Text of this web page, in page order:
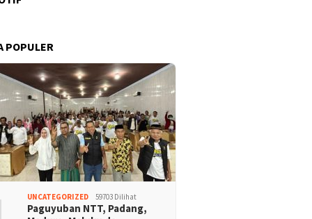
POPULER
UNCATEGORIZED 59703 Dilihat
Paguyuban NTT, Padang,